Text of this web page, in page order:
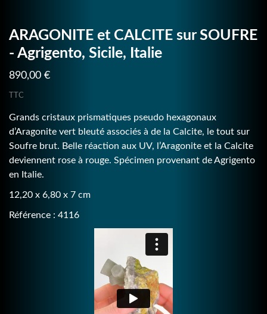
ARAGONITE et CALCITE sur SOUFRE
- Agrigento, Sicile, Italie
890,00 €
TTC
Grands cristaux prismatiques pseudo hexagonaux
d’Aragonite vert bleuté associés à de la Calcite, le tout sur
Soufre brut. Belle réaction aux UV, l’Aragonite et la Calcite
deviennent rose à rouge. Spécimen provenant de Agrigento
en Italie.
12,20 x 6,80 x 7 cm
Référence : 4116